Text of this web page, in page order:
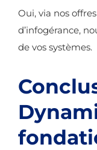
Oui, via nos
d’infogérance,
de vos systèmes.